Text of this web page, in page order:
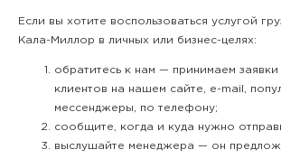
Если вы хотите воспользоваться услугой
Кала-Миллор в личных или бизнес-целях:
обратитесь к нам — принимаем заявки
клиентов на нашем сайте, e-mail,
мессенджеры, по телефону;
сообщите, когда и куда нужно
выслушайте менеджера — он